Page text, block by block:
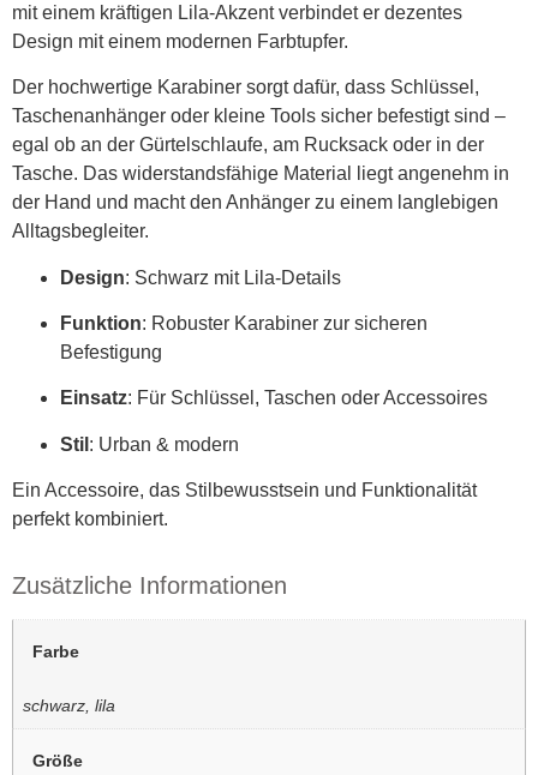
mit einem kräftigen Lila-Akzent verbindet er dezentes
Design mit einem modernen Farbtupfer.
Der hochwertige Karabiner sorgt dafür, dass Schlüssel,
Taschenanhänger oder kleine Tools sicher befestigt sind –
egal ob an der Gürtelschlaufe, am Rucksack oder in der
Tasche. Das widerstandsfähige Material liegt angenehm in
der Hand und macht den Anhänger zu einem langlebigen
Alltagsbegleiter.
Design: Schwarz mit Lila-Details
Funktion: Robuster Karabiner zur sicheren
Befestigung
Einsatz: Für Schlüssel, Taschen oder Accessoires
Stil : Urban & modern
Ein Accessoire, das Stilbewusstsein und Funktionalität
perfekt kombiniert.
Zusätzliche Informationen
Farbe
schwarz, lila
Größe